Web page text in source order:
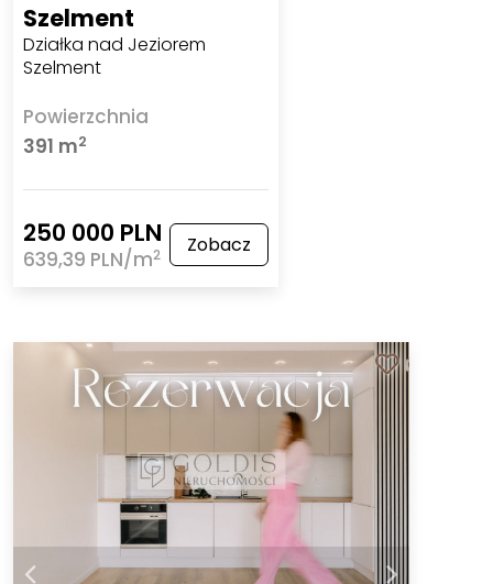
Szelment
Działka nad Jeziorem
Szelment
Powierzchnia
391 m2
250 000 PLN
639,39 PLN/m2 Zobacz